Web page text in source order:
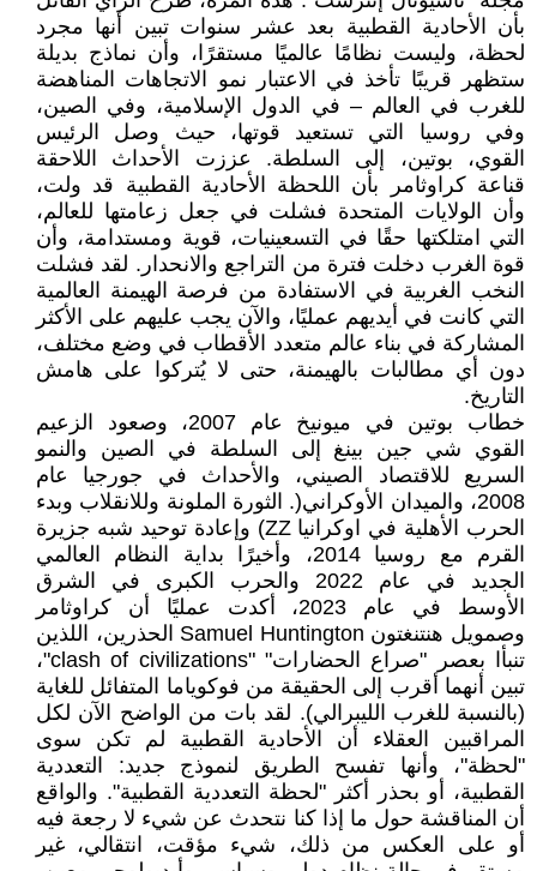
بأن الأحادية القطبية بعد عشر سنوات تبين أنها مجرد
لحظة، وليست نظامًا عالميًا مستقرًا، وأن نماذج بديلة
ستظهر قريبًا تأخذ في الاعتبار نمو الاتجاهات المناهضة
للغرب في العالم – في الدول الإسلامية، وفي الصين،
وفي روسيا التي تستعيد قوتها، حيث وصل الرئيس
القوي، بوتين، إلى السلطة. عززت الأحداث اللاحقة
قناعة كراوثامر بأن اللحظة الأحادية القطبية قد ولت،
وأن الولايات المتحدة فشلت في جعل زعامتها للعالم،
التي امتلكتها حقًا في التسعينيات، قوية ومستدامة، وأن
قوة الغرب دخلت فترة من التراجع والانحدار. لقد فشلت
النخب الغربية في الاستفادة من فرصة الهيمنة العالمية
التي كانت في أيديهم عمليًا، والآن يجب عليهم على الأكثر
المشاركة في بناء عالم متعدد الأقطاب في وضع مختلف،
دون أي مطالبات بالهيمنة، حتى لا يُتركوا على هامش
التاريخ.
خطاب بوتين في ميونيخ عام 2007، وصعود الزعيم
القوي شي جين بينغ إلى السلطة في الصين والنمو
السريع للاقتصاد الصيني، والأحداث في جورجيا عام
2008، والميدان الأوكراني(. الثورة الملونة وللانقلاب وبدء
الحرب الأهلية في اوكرانيا ZZ) وإعادة توحيد شبه جزيرة
القرم مع روسيا 2014، وأخيرًا بداية النظام العالمي
الجديد في عام 2022 والحرب الكبرى في الشرق
الأوسط في عام 2023، أكدت عمليًا أن كراوثامر
وصمويل هنتنغتون Samuel Huntington الحذرين، اللذين
تنبأا بعصر "صراع الحضارات" "clash of civilizations"،
تبين أنهما أقرب إلى الحقيقة من فوكوياما المتفائل للغاية
(بالنسبة للغرب الليبرالي). لقد بات من الواضح الآن لكل
المراقبين العقلاء أن الأحادية القطبية لم تكن سوى
"لحظة"، وأنها تفسح الطريق لنموذج جديد: التعددية
القطبية، أو بحذر أكثر "لحظة التعددية القطبية". والواقع
أن المناقشة حول ما إذا كنا نتحدث عن شيء لا رجعة فيه
أو على العكس من ذلك، شيء مؤقت، انتقالي، غير